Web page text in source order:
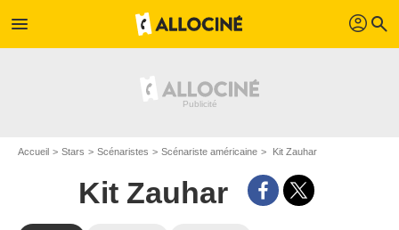
menu profil search
Accueil Stars Scénaristes Scénariste américaine Kit Zauhar
Kit Zauhar